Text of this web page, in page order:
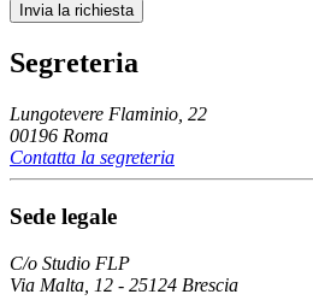
Segreteria
Lungotevere Flaminio, 22
00196 Roma
Contatta la segreteria
Sede legale
C/o Studio FLP
Via Malta, 12 - 25124 Brescia